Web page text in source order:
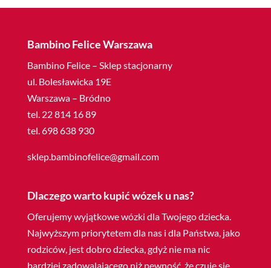
Bambino Felice Warszawa
Bambino Felice – Sklep stacjonarny
ul. Bolesławicka 19E
Warszawa – Bródno
tel. 22 814 16 89
tel. 698 638 930
sklep.bambinofelice@gmail.com
Dlaczego warto kupić wózek u nas?
Oferujemy wyjątkowe wózki dla Twojego dziecka.
Najwyższym priorytetem dla nas i dla Państwa, jako
rodziców, jest dobro dziecka, gdyż nie ma nic
bardziej zadowalającego niż pewność, że czuje się